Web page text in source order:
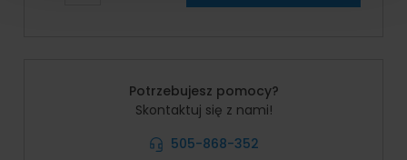
Potrzebujesz pomocy?
Skontaktuj się z nami!
505-868-352